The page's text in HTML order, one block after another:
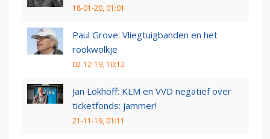
18-01-20, 01:01
Paul Grove: Vliegtuigbanden en het
rookwolkje
02-12-19, 10:12
Jan Lokhoff: KLM en VVD negatief over
ticketfonds: jammer!
21-11-19, 01:11